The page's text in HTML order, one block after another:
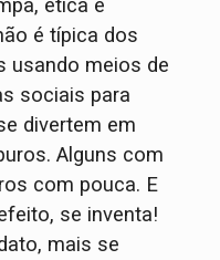
ética e
é típica dos
usando meios de
sociais para
divertem em
Alguns com
com pouca. E
se inventa!
mais se